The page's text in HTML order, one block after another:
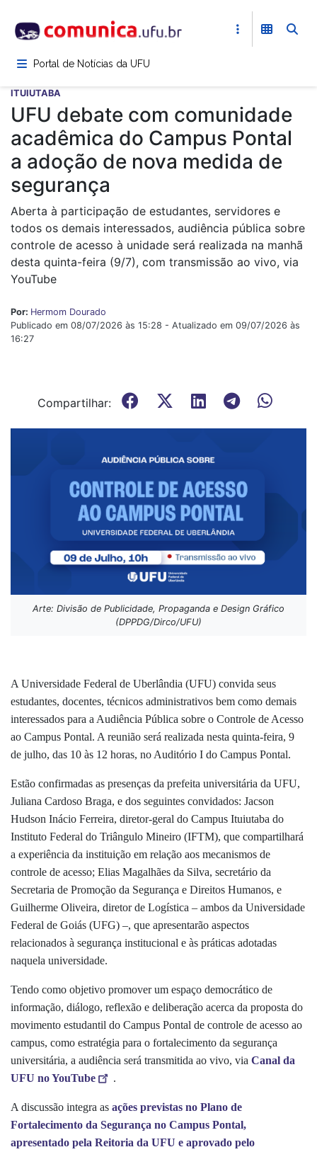
para
conteúdoPortal de Notícias da UFU
ITUIUTABA
UFU debate com comunidade
acadêmica do Campus Pontal
a adoção de nova medida de
segurança
Aberta à participação de estudantes, servidores e
todos os demais interessados, audiência pública sobre
controle de acesso à unidade será realizada na manhã
desta quinta-feira (9/7), com transmissão ao vivo, via
YouTube
Por: Hermom Dourado
Publicado em 08/07/2026 às 15:28 - Atualizado em 09/07/2026 às
16:27
Compartilhar:
Arte: Divisão de Publicidade, Propaganda e Design Gráfico
(DPPDG/Dirco/UFU)
A Universidade Federal de Uberlândia (UFU) convida seus
estudantes, docentes, técnicos administrativos bem como demais
interessados para a Audiência Pública sobre o Controle de Acesso
ao Campus Pontal. A reunião será realizada nesta quinta-feira, 9
de julho, das 10 às 12 horas, no Auditório I do Campus Pontal.
Estão confirmadas as presenças da prefeita universitária da UFU,
Juliana Cardoso Braga, e dos seguintes convidados: Jacson
Hudson Inácio Ferreira, diretor-geral do Campus Ituiutaba do
Instituto Federal do Triângulo Mineiro (IFTM), que compartilhará
a experiência da instituição em relação aos mecanismos de
controle de acesso; Elias Magalhães da Silva, secretário da
Secretaria de Promoção da Segurança e Direitos Humanos, e
Guilherme Oliveira, diretor de Logística – ambos da Universidade
Federal de Goiás (UFG) –, que apresentarão aspectos
relacionados à segurança institucional e às práticas adotadas
naquela universidade.
Tendo como objetivo promover um espaço democrático de
informação, diálogo, reflexão e deliberação acerca da proposta do
movimento estudantil do Campus Pontal de controle de acesso ao
campus, como estratégia para o fortalecimento da segurança
universitária, a audiência será transmitida ao vivo, via Canal da
UFU no YouTube
.
A discussão integra as ações previstas no Plano de
Fortalecimento da Segurança no Campus Pontal,
apresentado pela Reitoria da UFU e aprovado pelo